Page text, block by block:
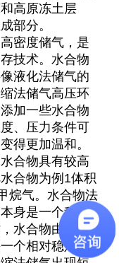
高原冻土层
部分。
密度储气，是
技术。水合物
液化法储气的
法储气高压环
加一些水合物
、压力条件可
得更加温和。
合物具有较高
合物为例1体积
烷气。水合物法
身是一个稳定
水合物由于自
个相对稳定的